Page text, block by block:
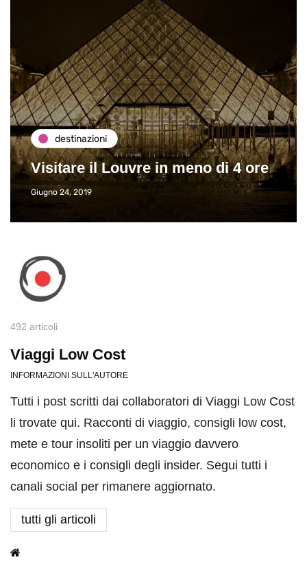
destinazioni
Visitare il Louvre in meno di 4 ore
Giugno 24, 2019
492 articoli
Viaggi Low Cost
INFORMAZIONI SULL'AUTORE
Tutti i post scritti dai collaboratori di Viaggi Low Cost
li trovate qui. Racconti di viaggio, consigli low cost,
mete e tour insoliti per un viaggio davvero
economico e i consigli degli insider. Segui tutti i
canali social per rimanere aggiornato.
tutti gli articoli